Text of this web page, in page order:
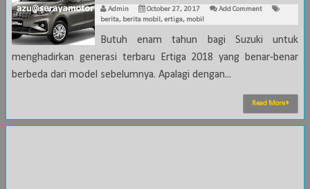
Admin October 27, 2017
Add Comment
berita, berita mobil ,ertiga, mobil
Butuh enam tahun bagi Suzuki untuk
menghadirkan generasi terbaru Ertiga 2018 yang benar-benar
berbeda dari model sebelumnya. Apalagi dengan...
Read More